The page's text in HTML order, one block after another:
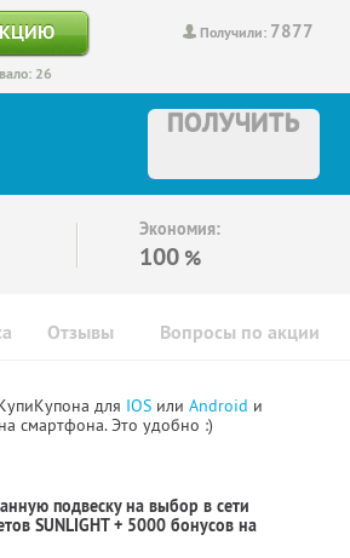
Получили: 7877
26
ПОЛУЧИТЬ
Экономия:
100 %
Отзывы Вопросы по акции
для IOS или Android и
смартфона. Это удобно :)
подвеску на выбор в сети
SUNLIGHT + 5000 бонусов на